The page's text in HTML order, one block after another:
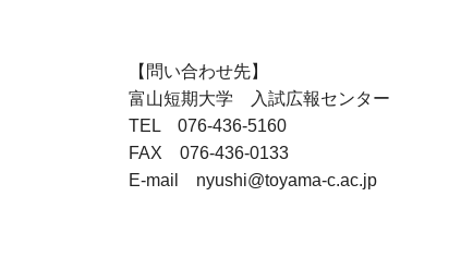
【問い合わせ先】
富山短期大学 入試広報センター
TEL 076-436-5160
FAX 076-436-0133
E-mail nyushi@toyama-c.ac.jp